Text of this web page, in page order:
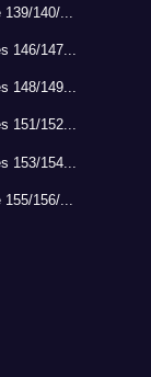
140/...
146/147...
148/149...
151/152...
153/154...
156/...